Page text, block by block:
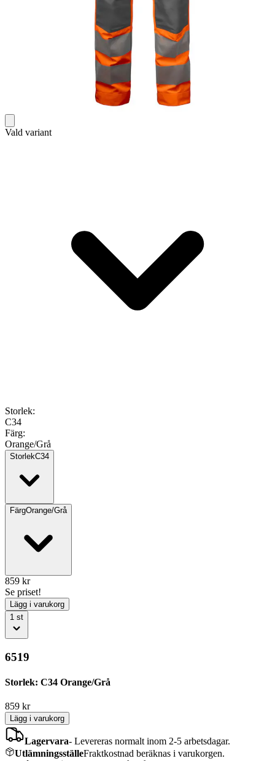
Vald variant
Storlek:
C34
Färg:
Orange/Grå
StorlekC34
FärgOrange/Grå
859 kr
Se priset!
Lägg i varukorg
1 st
6519
Storlek: C34 Orange/Grå
859 kr
Lägg i varukorg
Lagervara- Levereras normalt inom 2-5 arbetsdagar.
UtlämningsställeFraktkostnad beräknas i varukorgen.